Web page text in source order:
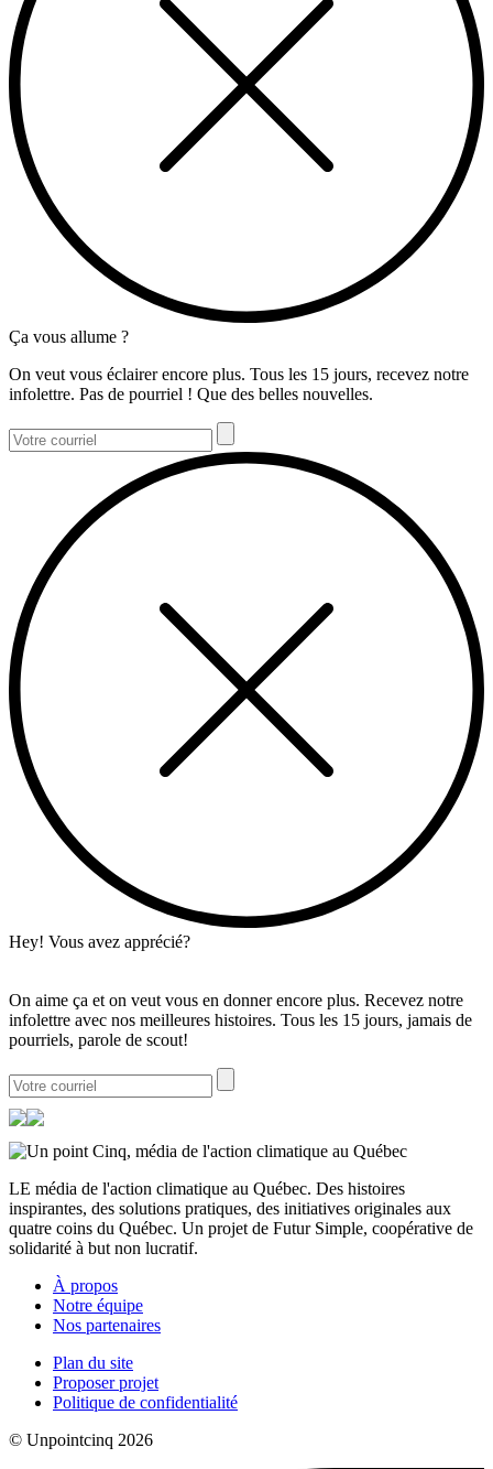
Ça vous allume ?
On veut vous éclairer encore plus. Tous les 15 jours, recevez notre
infolettre. Pas de pourriel ! Que des belles nouvelles.
Hey! Vous avez apprécié?
On aime ça et on veut vous en donner encore plus. Recevez notre
infolettre avec nos meilleures histoires. Tous les 15 jours, jamais de
pourriels, parole de scout!
LE média de l'action climatique au Québec. Des histoires
inspirantes, des solutions pratiques, des initiatives originales aux
quatre coins du Québec. Un projet de Futur Simple, coopérative de
solidarité à but non lucratif.
À propos
Notre équipe
Nos partenaires
Plan du site
Proposer projet
Politique de confidentialité
© Unpointcinq 2026